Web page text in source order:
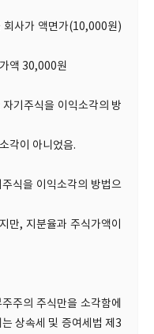
회사가 액면가(10,000원)
액 30,000원
기주식을 이익소각의 방
각이 아니었음.
식을 이익소각의 방법으
만, 지분율과 주식가액이
주의 주식만을 소각함에
상속세 및 증여세법 제3